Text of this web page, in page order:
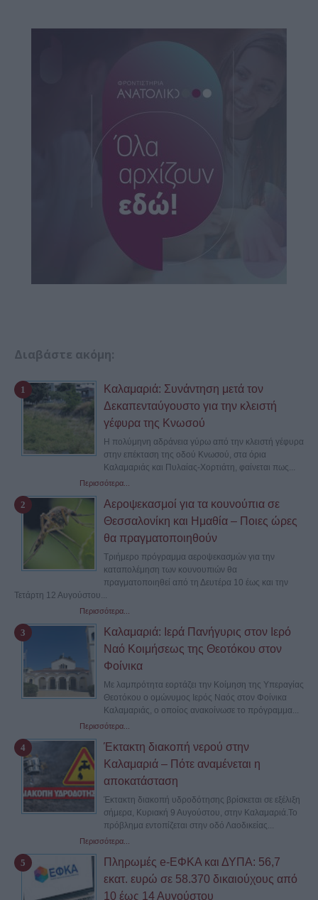
Διαβάστε ακόμη:
Καλαμαριά: Συνάντηση μετά τον
Δεκαπενταύγουστο για την κλειστή
γέφυρα της Κνωσού
Η πολύμηνη αδράνεια γύρω από την κλειστή γέφυρα
στην επέκταση της οδού Κνωσού, στα όρια
Καλαμαριάς και Πυλαίας-Χορτιάτη, φαίνεται πως...
Περισσότερα...
Αεροψεκασμοί για τα κουνούπια σε
Θεσσαλονίκη και Ημαθία – Ποιες ώρες
θα πραγματοποιηθούν
Τριήμερο πρόγραμμα αεροψεκασμών για την
καταπολέμηση των κουνουπιών θα
πραγματοποιηθεί από τη Δευτέρα 10 έως και την
Τετάρτη 12 Αυγούστου...
Περισσότερα...
Καλαμαριά: Ιερά Πανήγυρις στον Ιερό
Ναό Κοιμήσεως της Θεοτόκου στον
Φοίνικα
Με λαμπρότητα εορτάζει την Κοίμηση της Υπεραγίας
Θεοτόκου ο ομώνυμος Ιερός Ναός στον Φοίνικα
Καλαμαριάς, ο οποίος ανακοίνωσε το πρόγραμμα...
Περισσότερα...
Έκτακτη διακοπή νερού στην
Καλαμαριά – Πότε αναμένεται η
αποκατάσταση
Έκτακτη διακοπή υδροδότησης βρίσκεται σε εξέλιξη
σήμερα, Κυριακή 9 Αυγούστου, στην Καλαμαριά.Το
πρόβλημα εντοπίζεται στην οδό Λαοδικείας...
Περισσότερα...
Πληρωμές e-ΕΦΚΑ και ΔΥΠΑ: 56,7
εκατ. ευρώ σε 58.370 δικαιούχους από
10 έως 14 Αυγούστου